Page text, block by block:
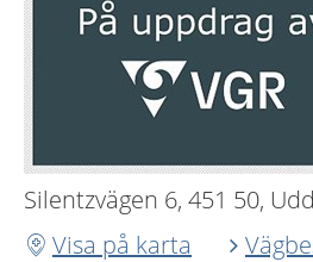
Silentzvägen 6, 451 50,
Visa på karta